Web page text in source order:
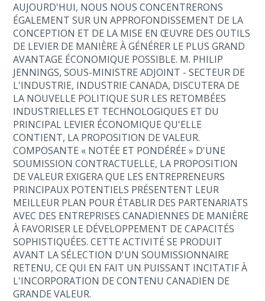
AUJOURD'HUI, NOUS NOUS CONCENTRERONS
ÉGALEMENT SUR UN APPROFONDISSEMENT DE LA
CONCEPTION ET DE LA MISE EN ŒUVRE DES OUTILS
DE LEVIER DE MANIÈRE À GÉNÉRER LE PLUS GRAND
AVANTAGE ÉCONOMIQUE POSSIBLE. M. PHILIP
JENNINGS, SOUS-MINISTRE ADJOINT - SECTEUR DE
L'INDUSTRIE, INDUSTRIE CANADA, DISCUTERA DE
LA NOUVELLE POLITIQUE SUR LES RETOMBÉES
INDUSTRIELLES ET TECHNOLOGIQUES ET DU
PRINCIPAL LEVIER ÉCONOMIQUE QU'ELLE
CONTIENT, LA PROPOSITION DE VALEUR.
COMPOSANTE « NOTÉE ET PONDÉRÉE » D'UNE
SOUMISSION CONTRACTUELLE, LA PROPOSITION
DE VALEUR EXIGERA QUE LES ENTREPRENEURS
PRINCIPAUX POTENTIELS PRÉSENTENT LEUR
MEILLEUR PLAN POUR ÉTABLIR DES PARTENARIATS
AVEC DES ENTREPRISES CANADIENNES DE MANIÈRE
À FAVORISER LE DÉVELOPPEMENT DE CAPACITÉS
SOPHISTIQUÉES. CETTE ACTIVITÉ SE PRODUIT
AVANT LA SÉLECTION D'UN SOUMISSIONNAIRE
RETENU, CE QUI EN FAIT UN PUISSANT INCITATIF À
L'INCORPORATION DE CONTENU CANADIEN DE
GRANDE VALEUR.